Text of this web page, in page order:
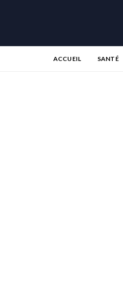
ACCUEIL SANTÉ